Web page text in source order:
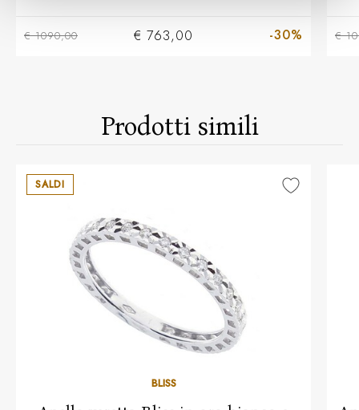
€ 1090,00 € 763,00 -30% €
Prodotti simili
SALDI
BLISS